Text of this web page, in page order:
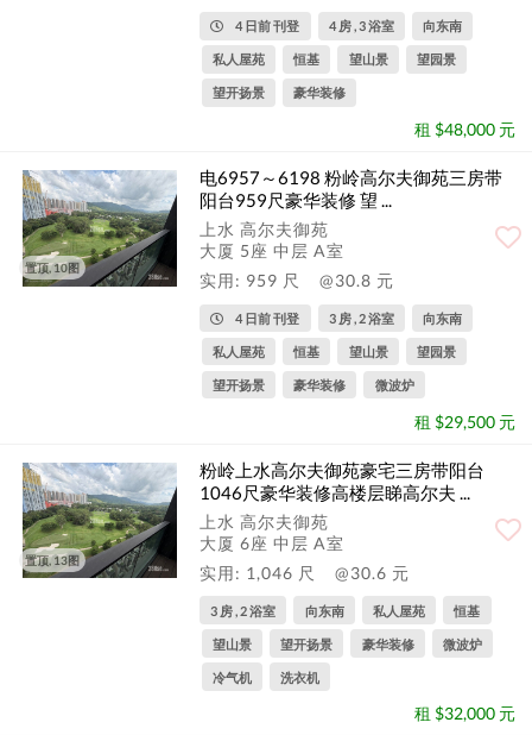
4 日前 刊登 4 房 , 3 浴室 向东南
私人屋苑 恒基 望山景 望园景
望开扬景 豪华装修
租 $48,000 元
置顶, 10图
电6957～6198 粉岭高尔夫御苑三房带
阳台959尺豪华装修 望 ...
上水 高尔夫御苑
大厦 5座 中层 A室
实用: 959 尺
@30.8 元
4 日前 刊登 3 房 , 2 浴室 向东南
私人屋苑 恒基 望山景 望园景
望开扬景 豪华装修 微波炉
租 $29,500 元
置顶, 13图
粉岭上水高尔夫御苑豪宅三房带阳台
1046尺豪华装修高楼层睇高尔夫 ...
上水 高尔夫御苑
大厦 6座 中层 A室
实用: 1,046 尺
@30.6 元
3 房 , 2 浴室 向东南 私人屋苑 恒基
望山景 望开扬景 豪华装修 微波炉
冷气机 洗衣机
租 $32,000 元